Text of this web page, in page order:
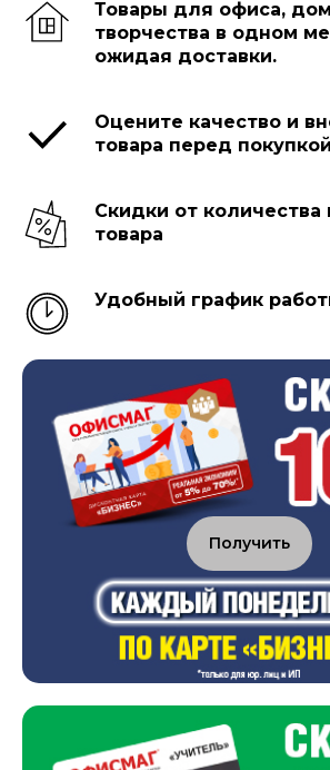
Товары для офиса,
творчества в одном
ожидая доставки.
Оцените качество и
товара перед покупкой
Скидки от количества
товара
Удобный график
Получить